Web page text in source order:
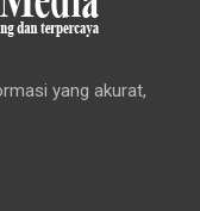
yang akurat,